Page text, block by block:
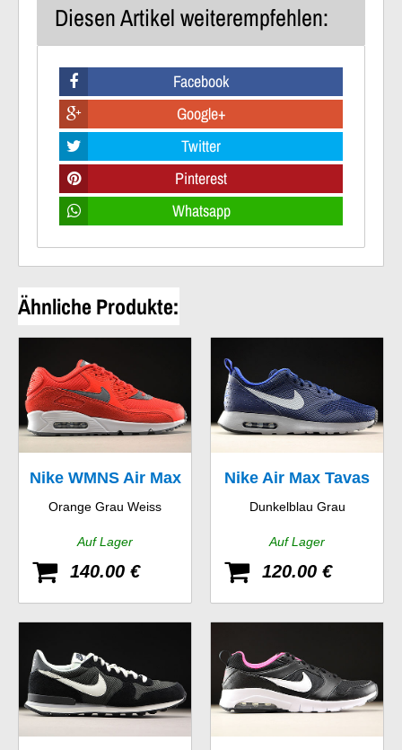
Diesen Artikel weiterempfehlen:
Facebook
Google+
Twitter
Pinterest
Whatsapp
Ähnliche Produkte:
Nike WMNS Air Max
90
Orange Grau Weiss
Auf Lager
140.00 €
Nike Air Max Tavas
Dunkelblau Grau
Auf Lager
120.00 €